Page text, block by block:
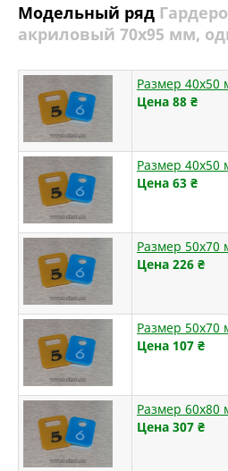
Модельный ряд
акриловый 70х95 мм,
Размер 40х50
Цена 88 ₴
Размер 40х50
Цена 63 ₴
Размер 50х70
Цена 226 ₴
Размер 50х70
Цена 107 ₴
Размер 60х80
Цена 307 ₴